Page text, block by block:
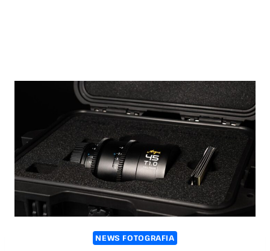
NEWS FOTOGRAFIA